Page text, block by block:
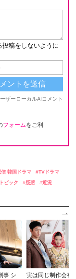
フォームをご利
韓国ドラマ
TVドラマ
ピック 疑惑 近況
事 シ
実は同じ制作会社